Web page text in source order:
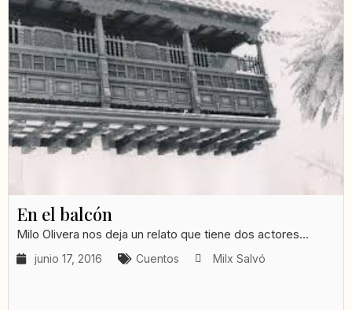
En el balcón
Milo Olivera nos deja un relato que tiene dos actores...
junio 17, 2016 Cuentos Milx Salvó